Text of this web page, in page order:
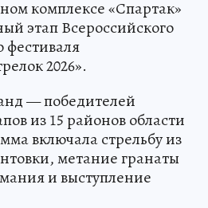
комплексе «Спартак»
этап Всероссийского
2026».
— победителей
из 15 районов области
включала стрельбу из
метание гранаты
и выступление